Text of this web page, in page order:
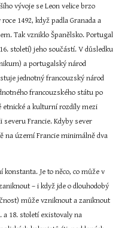
vývoje se Leon velice brzo
1492, když padla Granada a
Tak vzniklo Španělsko. Portugal
století) jeho součástí. V důsledku
a portugalský národ
jednotný francouzský národ
francouzského státu po
etnické a kulturní rozdíly mezi
severu Francie. Kdyby sever
na území Francie minimálně dva
Je to něco, co může v
– i když jde o dlouhodobý
může vzniknout a zaniknout
a 18. století existovaly na